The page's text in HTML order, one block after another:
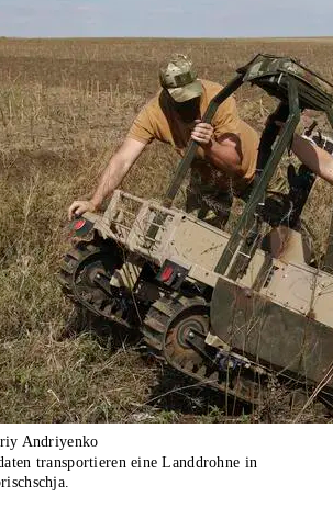
Andriyenko
transportieren eine Landdrohne in